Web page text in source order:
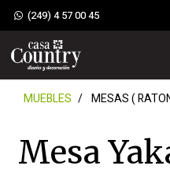
(249) 4 57 00 45
MUEBLES MESAS (
Mesa